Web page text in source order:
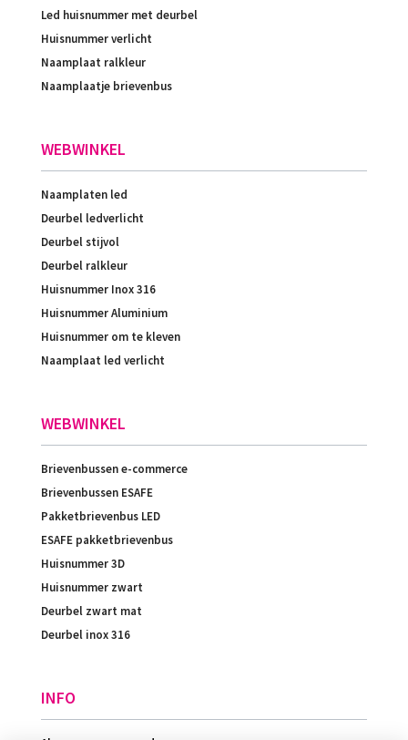
Led huisnummer met deurbel
Huisnummer verlicht
Naamplaat ralkleur
Naamplaatje brievenbus
WEBWINKEL
Naamplaten led
Deurbel ledverlicht
Deurbel stijvol
Deurbel ralkleur
Huisnummer Inox 316
Huisnummer Aluminium
Huisnummer om te kleven
Naamplaat led verlicht
WEBWINKEL
Brievenbussen e-commerce
Brievenbussen ESAFE
Pakketbrievenbus LED
ESAFE pakketbrievenbus
Huisnummer 3D
Huisnummer zwart
Deurbel zwart mat
Deurbel inox 316
INFO